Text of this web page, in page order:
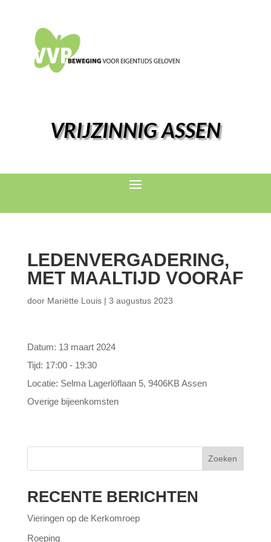
VRIJZINNIG ASSEN
LEDENVERGADERING,
MET MAALTIJD VOORAF
door Mariëtte Louis| 3 augustus 2023
Datum: 13 maart 2024
Tijd: 17:00 - 19:30
Locatie: Selma Lagerlöflaan 5, 9406KB Assen
Overige bijeenkomsten
Zoeken
RECENTE BERICHTEN
Vieringen op de Kerkomroep
Roeping